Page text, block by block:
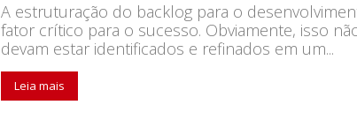
A estruturação do backlog para o
fator crítico para o sucesso. Obviamente, isso
devam estar identificados e refinados em um...
Leia mais